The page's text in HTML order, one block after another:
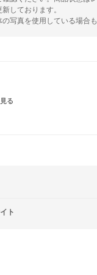
しております。
の写真を使用している場合
る
ト